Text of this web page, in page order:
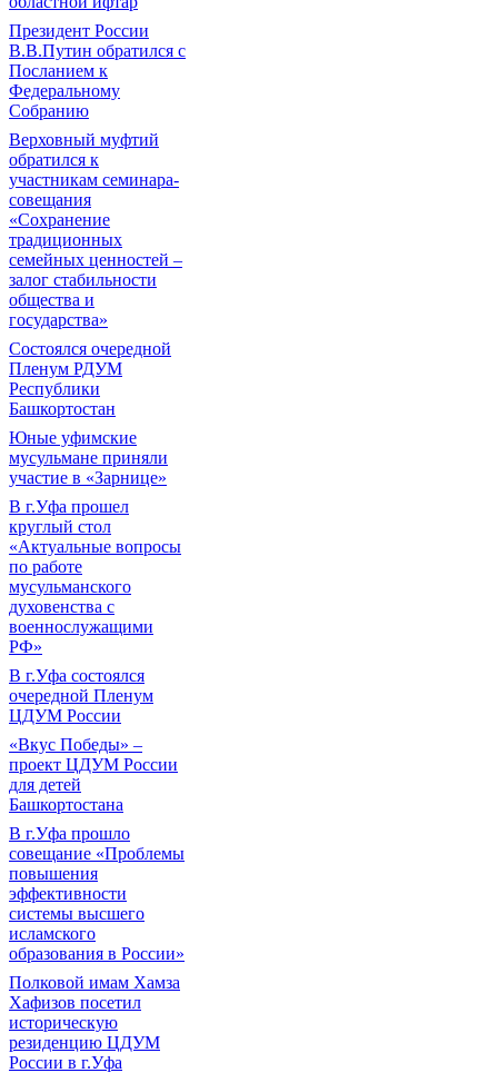
Президент России
В.В.Путин обратился с
Посланием к
Федеральному
Собранию
Верховный муфтий
обратился к
участникам семинара-
совещания
«Сохранение
традиционных
семейных ценностей –
залог стабильности
общества и
государства»
Состоялся очередной
Пленум РДУМ
Республики
Башкортостан
Юные уфимские
мусульмане приняли
участие в «Зарнице»
В г.Уфа прошел
круглый стол
«Актуальные вопросы
по работе
мусульманского
духовенства с
военнослужащими
РФ»
В г.Уфа состоялся
очередной Пленум
ЦДУМ России
«Вкус Победы» –
проект ЦДУМ России
для детей
Башкортостана
В г.Уфа прошло
совещание «Проблемы
повышения
эффективности
системы высшего
исламского
образования в России»
Полковой имам Хамза
Хафизов посетил
историческую
резиденцию ЦДУМ
России в г.Уфа